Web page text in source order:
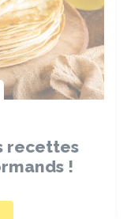
recettes
!